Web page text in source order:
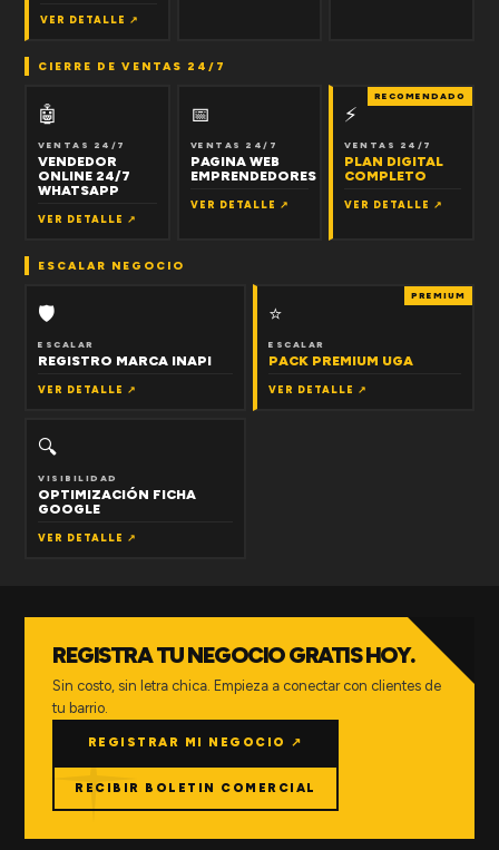
VER DETALLE ↗
CIERRE DE VENTAS 24/7
🤖
VENTAS 24/7
VENDEDOR
ONLINE 24/7
WHATSAPP
VER DETALLE ↗
📅
VENTAS 24/7
PAGINA WEB
EMPRENDEDORES
VER DETALLE ↗
RECOMENDADO
⚡
VENTAS 24/7
PLAN DIGITAL
COMPLETO
VER DETALLE ↗
ESCALAR NEGOCIO
🛡
ESCALAR
REGISTRO MARCA INAPI
VER DETALLE ↗
PREMIUM
⭐
ESCALAR
PACK PREMIUM UGA
VER DETALLE ↗
🔍
VISIBILIDAD
OPTIMIZACIÓN FICHA
GOOGLE
VER DETALLE ↗
REGISTRA TU NEGOCIO GRATIS HOY.
Sin costo, sin letra chica. Empieza a conectar con clientes de
tu barrio.
REGISTRAR MI NEGOCIO ↗
RECIBIR BOLETIN COMERCIAL